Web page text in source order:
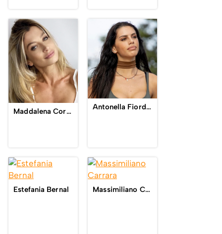
Maddalena Corvaglia
Antonella Fiordelisi
Estefania Bernal Massimiliano Carrara